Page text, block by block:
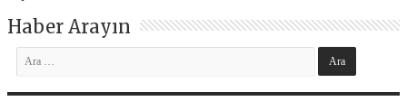
Haber Arayın